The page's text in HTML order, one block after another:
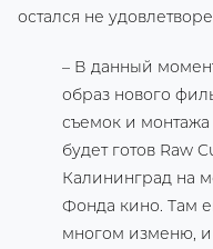
остался не
– В данный
образ нового
съемок и
будет готов Raw
Калининград на
Фонда кино. Там
многом изменю, и